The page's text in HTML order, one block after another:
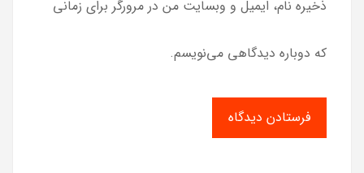
ذخیره نام، ایمیل و وبسایت من در مرورگر برای زمانی
که دوباره دیدگاهی می‌نویسم.